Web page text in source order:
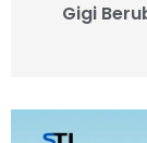
Gigi